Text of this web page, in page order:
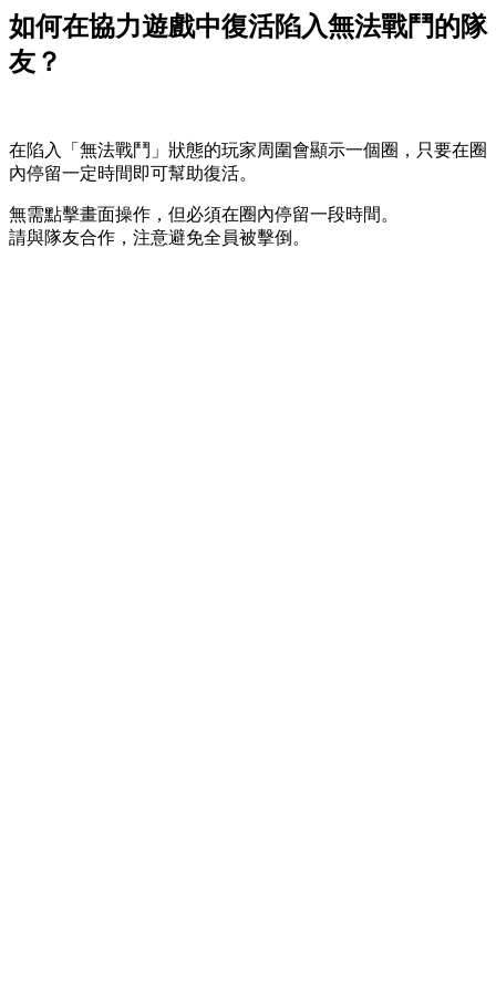
如何在協力遊戲中復活陷入無法戰鬥的隊
友？
在陷入「無法戰鬥」狀態的玩家周圍會顯示一個圈，只要在圈
內停留一定時間即可幫助復活。
無需點擊畫面操作，但必須在圈內停留一段時間。
請與隊友合作，注意避免全員被擊倒。